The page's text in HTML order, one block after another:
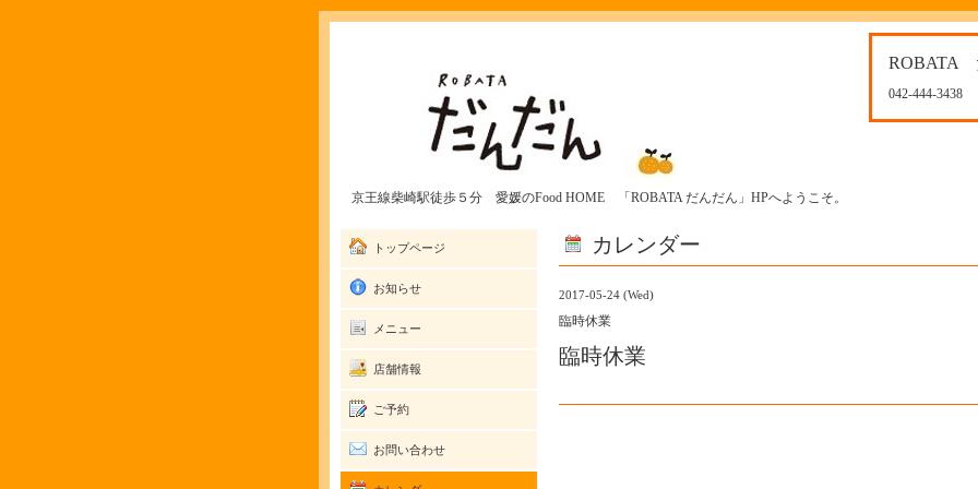
ROBATA
042-444-3438
京王線柴崎駅徒歩５分 愛媛のFood HOME 「ROBATA だんだん」HPへようこそ。
カレンダー
2017-05-24 (Wed)
臨時休業
臨時休業
トップページ
お知らせ
メニュー
店舗情報
ご予約
お問い合わせ